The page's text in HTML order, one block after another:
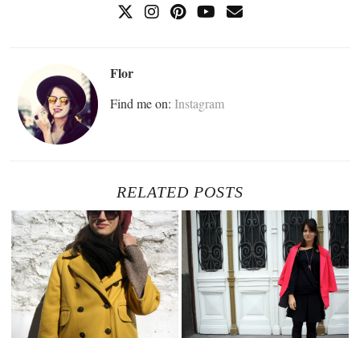
Flor
Find me on: Instagram
RELATED POSTS